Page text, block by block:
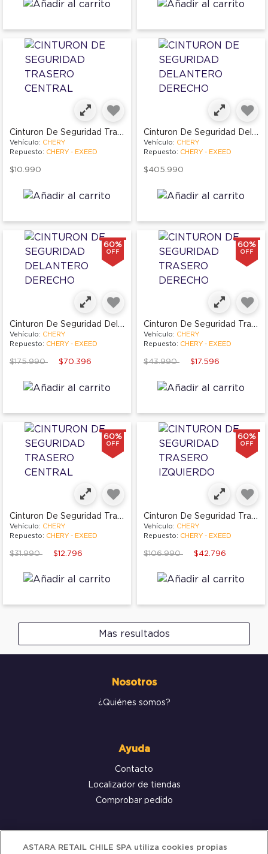
Cinturon De Seguridad Trasero Central
Vehículo: CHERY
Repuesto: CHERY - EXEED
$10.990
Cinturon De Seguridad Delantero Derecho
Vehículo: CHERY
Repuesto: CHERY - EXEED
$405.990
60%
OFF
Cinturon De Seguridad Delantero Derecho
Vehículo: CHERY
Repuesto: CHERY - EXEED
Price reduced from
$175.990to $70.396
60%
OFF
Cinturon De Seguridad Trasero Derecho
Vehículo: CHERY
Repuesto: CHERY - EXEED
Price reduced from
$43.990to $17.596
60%
OFF
Cinturon De Seguridad Trasero Central
Vehículo: CHERY
Repuesto: CHERY - EXEED
Price reduced from
$31.990to $12.796
60%
OFF
Cinturon De Seguridad Trasero Izquierdo
Vehículo: CHERY
Repuesto: CHERY - EXEED
Price reduced from
$106.990to $42.796
Mas resultados
Nosotros
¿Quiénes somos?
Ayuda
Contacto
Localizador de tiendas
Comprobar pedido
Servicio al cliente
ASTARA RETAIL CHILE SPA utiliza cookies propias